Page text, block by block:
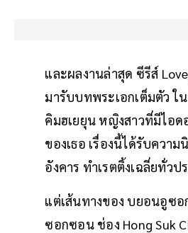
และผลงานล่าสุด ซีรีส์
มารับบทพระเอกเต็มตัว
คิมฮเยยุน หญิงสาวที่มีไอด
ของเธอ เรื่องนี้ได้รับควา
อังคาร ทำเรตติ้งเฉลี่ยทั่วป
แต่เส้นทางของ บยอนอูซอ
ซอกซอน ช่อง Hong Suk